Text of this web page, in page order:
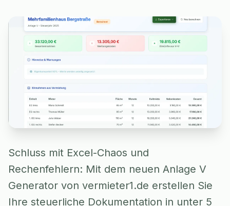
Schluss mit Excel-Chaos und
Rechenfehlern: Mit dem neuen Anlage V
Generator von vermieter1.de erstellen Sie
Ihre steuerliche Dokumentation in unter 5